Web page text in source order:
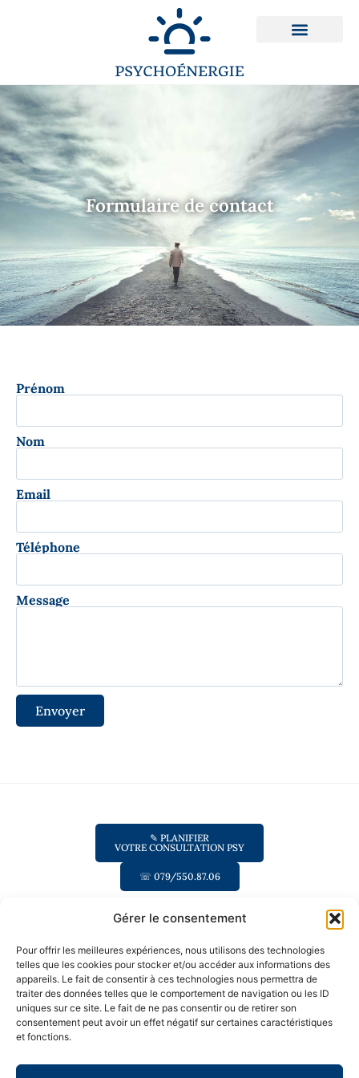
Gérer le consentement
Pour offrir les meilleures expériences, nous utilisons des technologies
telles que les cookies pour stocker et/ou accéder aux informations des
appareils. Le fait de consentir à ces technologies nous permettra de
traiter des données telles que le comportement de navigation ou les ID
uniques sur ce site. Le fait de ne pas consentir ou de retirer son
consentement peut avoir un effet négatif sur certaines caractéristiques
et fonctions.
Formulaire de contact
Prénom
Nom
Email
Téléphone
Message
Envoyer
✎ PLANIFIER
​​VOTRE CONSULTATION PSY
☏ 079/550.87.06
Matile​
​​Psychologue FSP
​Psychologue de la
Santé
- Ch. du Ruisselet
1, 1009 Pully,
Rez-de-chaussée
​- Rue de Romont
20, 1700
Me suivre